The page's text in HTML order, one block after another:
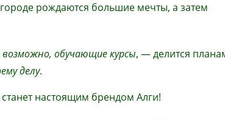
рождаются большие мечты, а затем
обучающие курсы, — делится
делу.
настоящим брендом Алги!